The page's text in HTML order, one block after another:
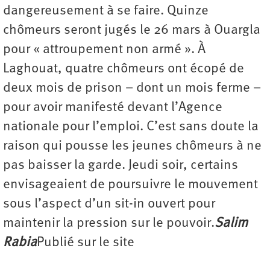
dangereusement à se faire. Quinze
chômeurs seront jugés le 26 mars à Ouargla
pour « attroupement non armé ». À
Laghouat, quatre chômeurs ont écopé de
deux mois de prison – dont un mois ferme –
pour avoir manifesté devant l’Agence
nationale pour l’emploi. C’est sans doute la
raison qui pousse les jeunes chômeurs à ne
pas baisser la garde. Jeudi soir, certains
envisageaient de poursuivre le mouvement
sous l’aspect d’un sit-in ouvert pour
maintenir la pression sur le pouvoir.Salim
RabiaPublié sur le site